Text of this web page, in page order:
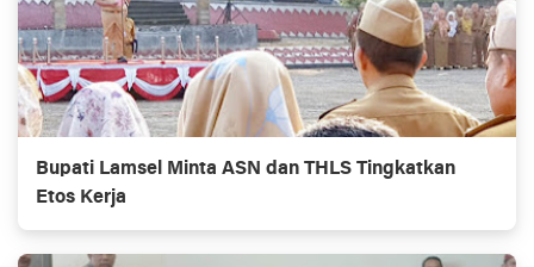
Bupati Lamsel Minta ASN dan THLS Tingkatkan
Etos Kerja